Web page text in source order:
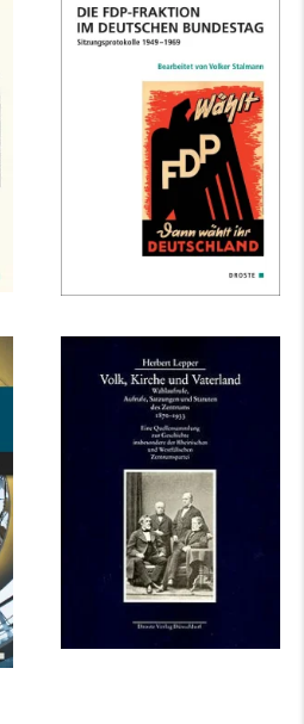
Die FDP-Fraktion im
Deutschen
Bundestag
mehr Infos …
Volk, Kirche und
Vaterland.
Wahlaufrufe,
Aufrufe,...
mehr Infos …